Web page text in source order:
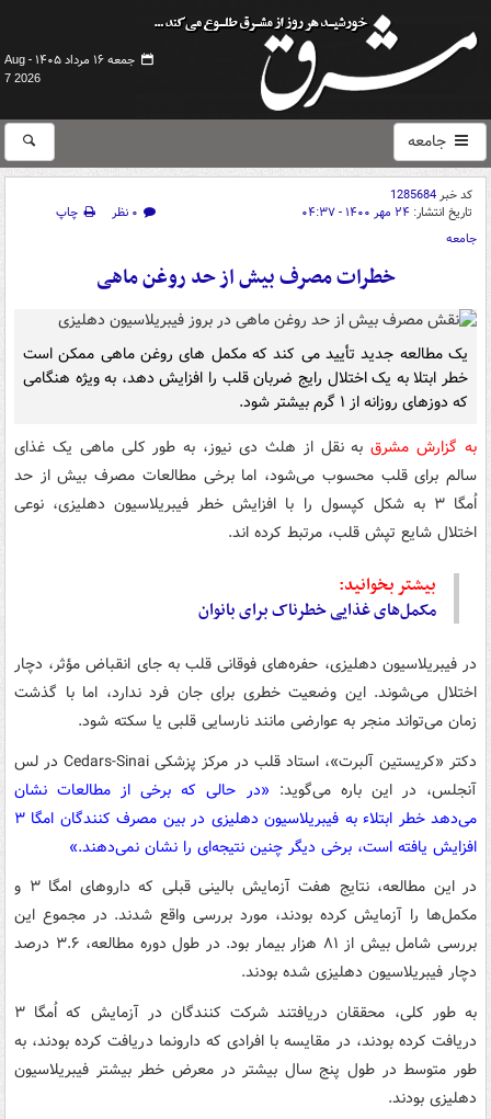
جمعه ۱۶ مرداد ۱۴۰۵ -
Aug
7 2026
جامعه
کد خبر1285684
تاریخ انتشار: ۲۴ مهر ۱۴۰۰ - ۰۴:۳۷ ۰ نظر
چاپ
جامعه
خطرات مصرف بیش از حد روغن ماهی
یک مطالعه جدید تأیید می کند که مکمل های روغن ماهی ممکن است
خطر ابتلا به یک اختلال رایج ضربان قلب را افزایش دهد، به ویژه هنگامی
که دوزهای روزانه از ۱ گرم بیشتر شود.
به گزارش مشرقبه نقل از هلث دی نیوز، به طور کلی ماهی یک غذای
سالم برای قلب محسوب می‌شود، اما برخی مطالعات مصرف بیش از حد
اُمگا ۳ به شکل کپسول را با افزایش خطر فیبریلاسیون دهلیزی، نوعی
اختلال شایع تپش قلب، مرتبط کرده اند.
بیشتر بخوانید:
مکمل‌های غذایی خطرناک برای بانوان
در فیبریلاسیون دهلیزی، حفره‌های فوقانی قلب به جای انقباض مؤثر، دچار
اختلال می‌شوند. این وضعیت خطری برای جان فرد ندارد، اما با گذشت
زمان می‌تواند منجر به عوارضی مانند نارسایی قلبی یا سکته شود.
دکتر «کریستین آلبرت»، استاد قلب در مرکز پزشکی Cedars-Sinai در لس
آنجلس، در این باره می‌گوید: «در حالی که برخی از مطالعات نشان
می‌دهد خطر ابتلاء به فیبریلاسیون دهلیزی در بین مصرف کنندگان امگا ۳
افزایش یافته است، برخی دیگر چنین نتیجه‌ای را نشان نمی‌دهند.»
در این مطالعه، نتایج هفت آزمایش بالینی قبلی که داروهای امگا ۳ و
مکمل‌ها را آزمایش کرده بودند، مورد بررسی واقع شدند. در مجموع این
بررسی شامل بیش از ۸۱ هزار بیمار بود. در طول دوره مطالعه، ۳.۶ درصد
دچار فیبریلاسیون دهلیزی شده بودند.
به طور کلی، محققان دریافتند شرکت کنندگان در آزمایش که اُمگا ۳
دریافت کرده بودند، در مقایسه با افرادی که دارونما دریافت کرده بودند، به
طور متوسط در طول پنج سال بیشتر در معرض خطر بیشتر فیبریلاسیون
دهلیزی بودند.